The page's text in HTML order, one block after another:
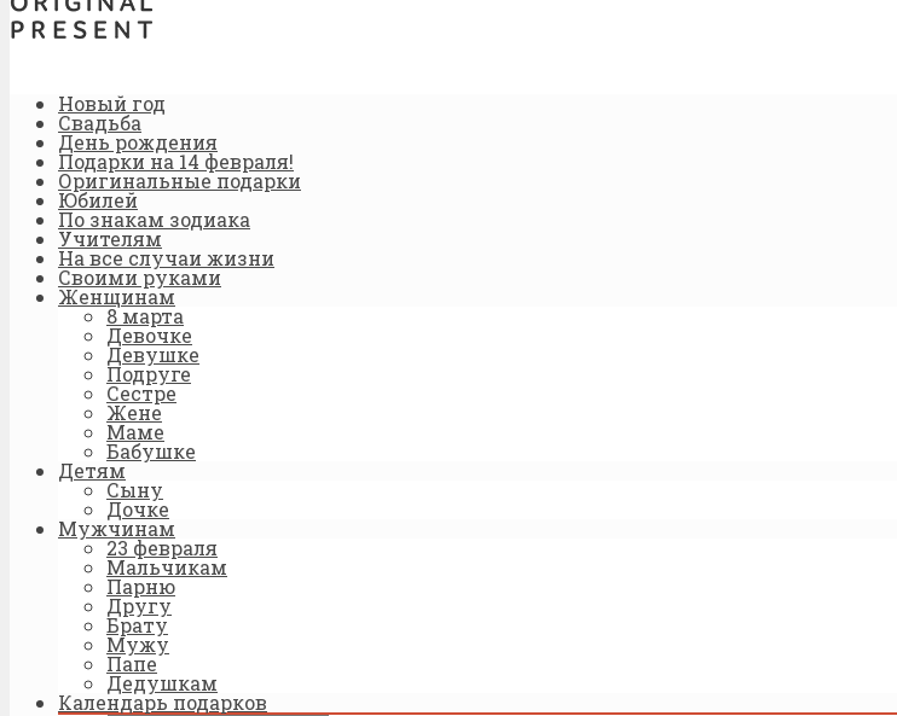
Новый год
Свадьба
День рождения
Подарки на 14 февраля!
Оригинальные подарки
Юбилей
По знакам зодиака
Учителям
На все случаи жизни
Своими руками
Женщинам
8 марта
Девочке
Девушке
Подруге
Сестре
Жене
Маме
Бабушке
Детям
Сыну
Дочке
Мужчинам
23 февраля
Мальчикам
Парню
Другу
Брату
Мужу
Папе
Дедушкам
Календарь подарков